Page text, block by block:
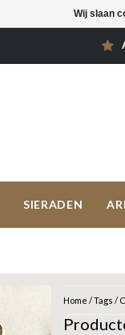
SIERADEN
Home /Tags /
Wij slaan